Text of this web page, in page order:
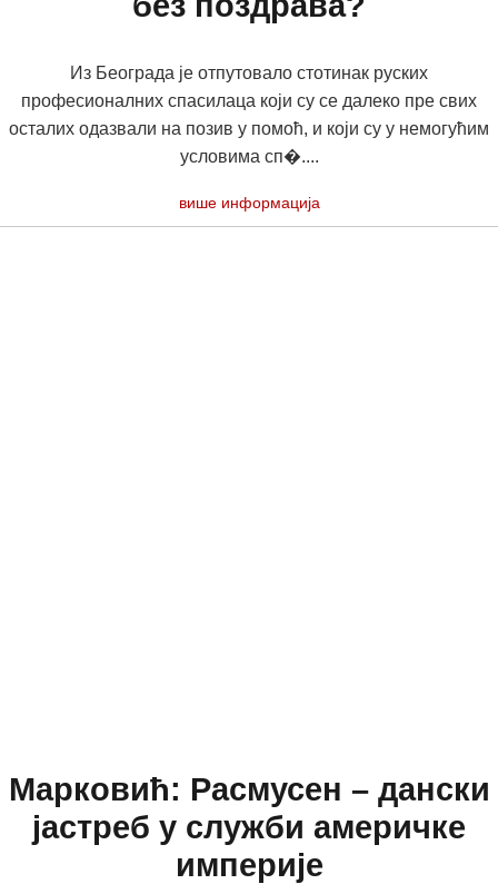
Из Београда је отпутовало стотинак руских
професионалних спасилаца који су се далеко пре свих
осталих одазвали на позив у помоћ, и који су у немогућим
условима сп�....
више информација
Марковић: Расмусен – дански
јастреб у служби америчке
империје